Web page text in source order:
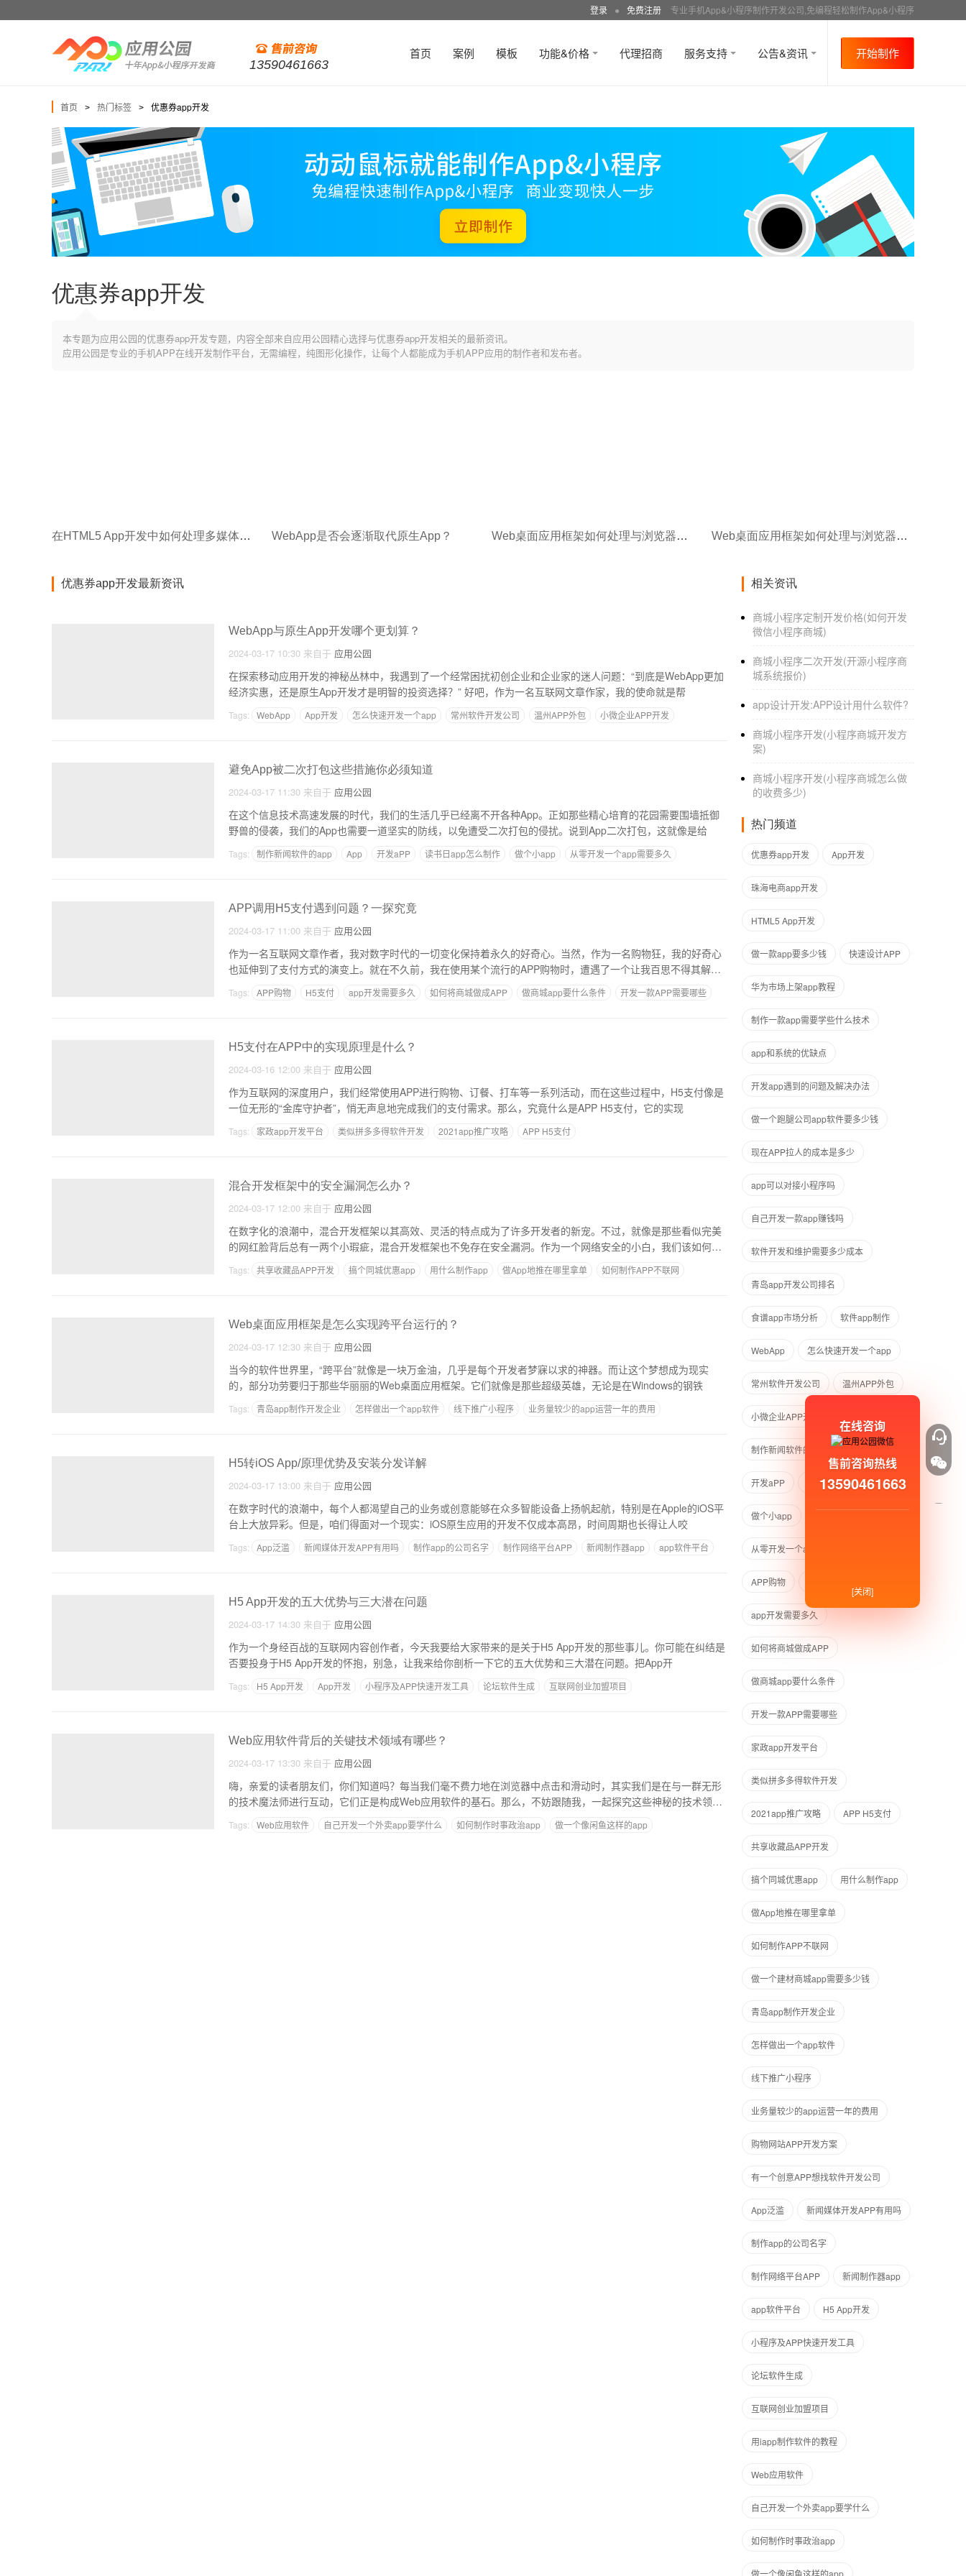
登录 ● 免费注册 专业手机App&小程序制作开发公司,免编程轻松制作App&小程序
13590461663
首页 案例 模板 功能&价格 代理招商 服务支持 公告&资讯 开始制作
首页 > 热门标签 > 优惠券app开发
优惠券app开发
本专题为应用公园的优惠券app开发专题，内容全部来自应用公园精心选择与优惠券app开发相关的最新资讯。
应用公园是专业的手机APP在线开发制作平台，无需编程，纯图形化操作，让每个人都能成为手机APP应用的制作者和发布者。
在HTML5 App开发中如何处理多媒体内容？ WebApp是否会逐渐取代原生App？ Web桌面应用框架如何处理与浏览器的交互？ Web桌面应用框架如何处理与浏览器的交互？
优惠券app开发最新资讯
WebApp与原生App开发哪个更划算？
2024-03-17 10:30 来自于 应用公园
在探索移动应用开发的神秘丛林中，我遇到了一个经常困扰初创企业和企业家的迷人问题：“到底是WebApp更加
经济实惠，还是原生App开发才是明智的投资选择？” 好吧，作为一名互联网文章作家，我的使命就是帮
Tags: WebApp App开发 怎么快速开发一个app 常州软件开发公司 温州APP外包 小微企业APP开发
避免App被二次打包这些措施你必须知道
2024-03-17 11:30 来自于 应用公园
在这个信息技术高速发展的时代，我们的生活几乎已经离不开各种App。正如那些精心培育的花园需要围墙抵御
野兽的侵袭，我们的App也需要一道坚实的防线，以免遭受二次打包的侵扰。说到App二次打包，这就像是给
Tags: 制作新闻软件的app App 开发aPP 读书日app怎么制作 做个小app 从零开发一个app需要多久
APP调用H5支付遇到问题？一探究竟
2024-03-17 11:00 来自于 应用公园
作为一名互联网文章作者，我对数字时代的一切变化保持着永久的好奇心。当然，作为一名购物狂，我的好奇心
也延伸到了支付方式的演变上。就在不久前，我在使用某个流行的APP购物时，遭遇了一个让我百思不得其解的
Tags: APP购物 H5支付 app开发需要多久 如何将商城做成APP 做商城app要什么条件 开发一款APP需要哪些
H5支付在APP中的实现原理是什么？
2024-03-16 12:00 来自于 应用公园
作为互联网的深度用户，我们经常使用APP进行购物、订餐、打车等一系列活动，而在这些过程中，H5支付像是
一位无形的“金库守护者”，悄无声息地完成我们的支付需求。那么，究竟什么是APP H5支付，它的实现
Tags: 家政app开发平台 类似拼多多得软件开发 2021app推广攻略 APP H5支付
混合开发框架中的安全漏洞怎么办？
2024-03-17 12:00 来自于 应用公园
在数字化的浪潮中，混合开发框架以其高效、灵活的特点成为了许多开发者的新宠。不过，就像是那些看似完美
的网红脸背后总有一两个小瑕疵，混合开发框架也不免存在安全漏洞。作为一个网络安全的小白，我们该如何应
Tags: 共享收藏品APP开发 搞个同城优惠app 用什么制作app 做App地推在哪里拿单
如何制作APP不联网
Web桌面应用框架是怎么实现跨平台运行的？
2024-03-17 12:30 来自于 应用公园
当今的软件世界里，“跨平台”就像是一块万金油，几乎是每个开发者梦寐以求的神器。而让这个梦想成为现实
的，部分功劳要归于那些华丽丽的Web桌面应用框架。它们就像是那些超级英雄，无论是在Windows的钢铁
Tags: 青岛app制作开发企业 怎样做出一个app软件 线下推广小程序
业务量较少的app运营一年的费用
H5转iOS App/原理优势及安装分发详解
2024-03-17 13:00 来自于 应用公园
在数字时代的浪潮中，每个人都渴望自己的业务或创意能够在众多智能设备上扬帆起航，特别是在Apple的iOS平
台上大放异彩。但是，咱们得面对一个现实：iOS原生应用的开发不仅成本高昂，时间周期也长得让人咬
Tags: App泛滥 新闻媒体开发APP有用吗 制作app的公司名字 制作网络平台APP 新闻制作器app app软件平台
H5 App开发的五大优势与三大潜在问题
2024-03-17 14:30 来自于 应用公园
作为一个身经百战的互联网内容创作者，今天我要给大家带来的是关于H5 App开发的那些事儿。你可能在纠结是
否要投身于H5 App开发的怀抱，别急，让我来给你剖析一下它的五大优势和三大潜在问题。把App开
Tags: H5 App开发 App开发 小程序及APP快速开发工具 论坛软件生成
互联网创业加盟项目
Web应用软件背后的关键技术领域有哪些？
2024-03-17 13:30 来自于 应用公园
嗨，亲爱的读者朋友们，你们知道吗？每当我们毫不费力地在浏览器中点击和滑动时，其实我们是在与一群无形
的技术魔法师进行互动，它们正是构成Web应用软件的基石。那么，不妨跟随我，一起探究这些神秘的技术领域
Tags: Web应用软件 自己开发一个外卖app要学什么 如何制作时事政治app
做一个像闲鱼这样的app
相关资讯
商城小程序定制开发价格(如何开发
微信小程序商城)
商城小程序二次开发(开源小程序商
城系统报价)
app设计开发:APP设计用什么软件?
商城小程序开发(小程序商城开发方
案)
商城小程序开发(小程序商城怎么做
的收费多少)
热门频道
优惠券app开发 App开发
珠海电商app开发
HTML5 App开发
做一款app要多少钱 快速设计APP
华为市场上架app教程
制作一款app需要学些什么技术
app和系统的优缺点
开发app遇到的问题及解决办法
做一个跑腿公司app软件要多少钱
现在APP拉人的成本是多少
app可以对接小程序吗
自己开发一款app赚钱吗
软件开发和维护需要多少成本
青岛app开发公司排名
食谱app市场分析 软件app制作
WebApp 怎么快速开发一个app
常州软件开发公司 温州APP外包
小微企业APP开发
制作新闻软件的app App
开发aPP 读书日app怎么制作
做个小app
从零开发一个app需要多久
APP购物
app开发需要多久
如何将商城做成APP
做商城app要什么条件
开发一款APP需要哪些
家政app开发平台
类似拼多多得软件开发
2021app推广攻略 APP H5支付
共享收藏品APP开发
搞个同城优惠app 用什么制作app
做App地推在哪里拿单
如何制作APP不联网
做一个建材商城app需要多少钱
青岛app制作开发企业
怎样做出一个app软件
线下推广小程序
业务量较少的app运营一年的费用
购物网站APP开发方案
有一个创意APP想找软件开发公司
App泛滥 新闻媒体开发APP有用吗
制作app的公司名字
制作网络平台APP 新闻制作器app
app软件平台 H5 App开发
小程序及APP快速开发工具
论坛软件生成
互联网创业加盟项目
用iapp制作软件的教程
Web应用软件
自己开发一个外卖app要学什么
如何制作时事政治app
做一个像闲鱼这样的app
在线咨询
售前咨询热线
13590461663
[关闭]